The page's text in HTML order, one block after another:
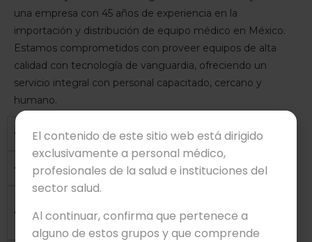
una empresa con 45 años de experiencia en la
importación y distribución de equipo médico en México.
Estamos comprometidos con proveer equipos de alta
calidad con tecnología de vanguardia, ofreciendo un
servicio integral con personal capacitado, cercano y
humano.
¿Realizan envíos a toda la República Mexicana?
¿Los equipos cuentan con garantía?
COFEPRIS?
El contenido de este sitio web está dirigido
exclusivamente a personal médico,
profesionales de la salud e instituciones del
sector salud.
Al continuar, confirma que pertenece a
alguno de estos grupos y que comprende